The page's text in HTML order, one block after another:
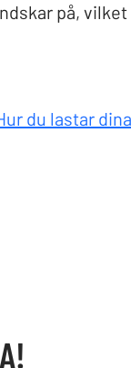
på,
du lastar